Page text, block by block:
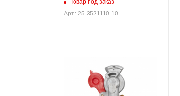
Товар под заказ
Арт.: 25-3521110-10